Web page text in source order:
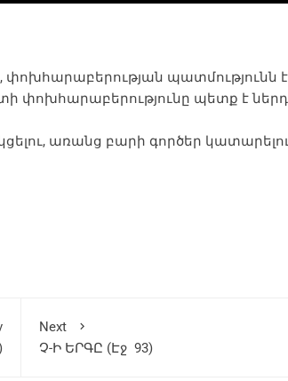
փոխհարաբերության պատմությունն
փոխհարաբերությունը պետք է
առանց բարի գործեր
Next
Չ-Ի ԵՐԳԸ (Էջ 93)